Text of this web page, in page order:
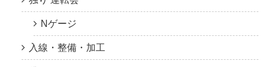
Nゲージ
入線・整備・加工